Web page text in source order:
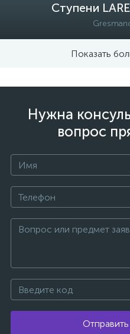
Ступени
Показать
Нужна
вопрос